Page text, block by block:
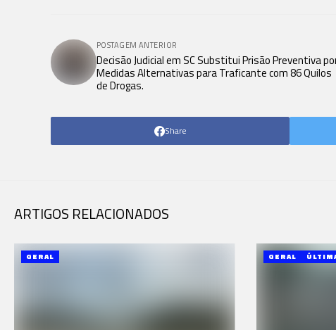
POSTAGEM ANTERIOR
Decisão Judicial em SC Substitui Prisão Preventiva
Medidas Alternativas para Traficante com 86 Quilos
de Drogas.
Share
ARTIGOS RELACIONADOS
GERAL GERAL